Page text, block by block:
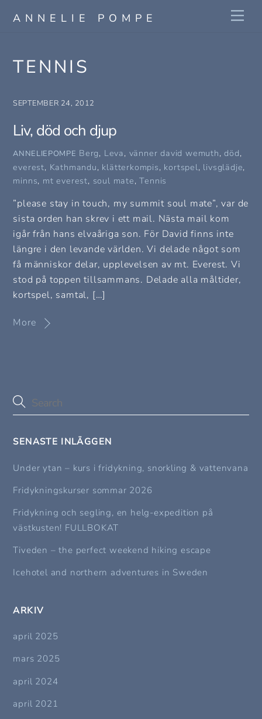
ANNELIE POMPE
TENNIS
SEPTEMBER 24, 2012
Liv, död och djup
ANNELIEPOMPE Berg, Leva, vänner david wemuth,död,
everest, Kathmandu, klätterkompis, kortspel, livsglädje,
minns, mt everest, soul mate,Tennis
”please stay in touch, my summit soul mate”, var de
sista orden han skrev i ett mail. Nästa mail kom
igår från hans elvaåriga son. För David finns inte
längre i den levande världen. Vi delade något som
få människor delar, upplevelsen av mt. Everest. Vi
stod på toppen tillsammans. Delade alla måltider,
kortspel, samtal, […]
More
SENASTE INLÄGGEN
Under ytan – kurs i fridykning, snorkling & vattenvana
Fridykningskurser sommar 2026
Fridykning och segling, en helg-expedition på
västkusten! FULLBOKAT
Tiveden – the perfect weekend hiking escape
Icehotel and northern adventures in Sweden
ARKIV
april 2025
mars 2025
april 2024
april 2021